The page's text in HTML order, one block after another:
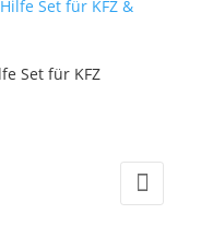
Set für KFZ